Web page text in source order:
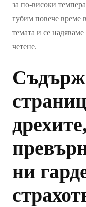
за по-високи
губим повече време
темата и се
четене.
ни